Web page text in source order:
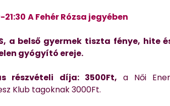
21:30 A Fehér Rózsa jegyében
a belső gyermek tiszta fénye, hite
gyógyító ereje.
részvételi díja: 3500Ft, a Női
Klub tagoknak 3000Ft.